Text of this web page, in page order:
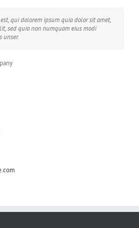
qui dolorem ipsum quia dolor sit amet,
sed quia non numquam eius modi
unser.
at est id ligula facilisis laoreet eget
at ultrices dui. Curabitur ac felis arcu